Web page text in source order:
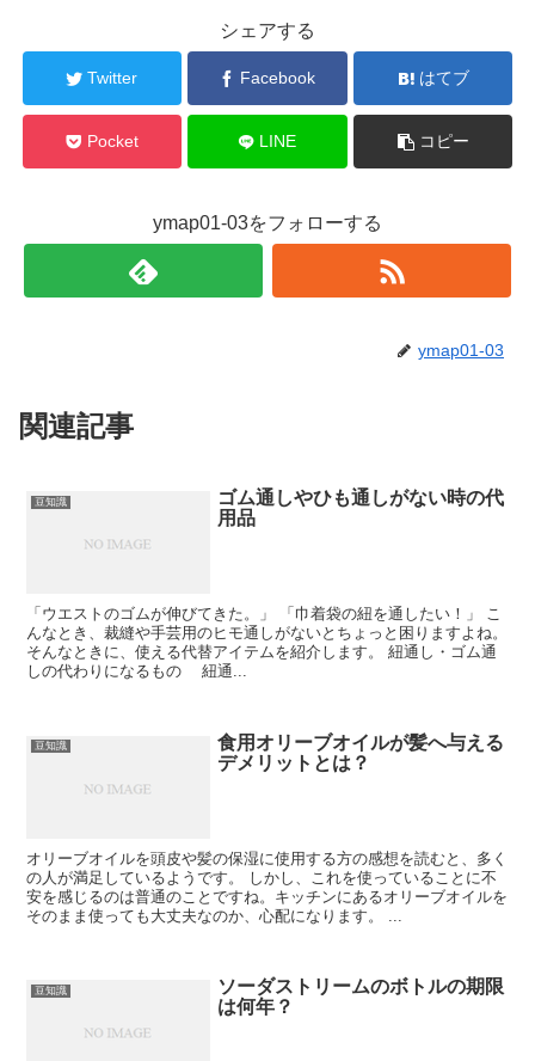
シェアする
Twitter Facebook はてブ
Pocket LINE コピー
ymap01-03をフォローする
ymap01-03
関連記事
豆知識
ゴム通しやひも通しがない時の代
用品
「ウエストのゴムが伸びてきた。」 「巾着袋の紐を通したい！」 こ
んなとき、裁縫や手芸用のヒモ通しがないとちょっと困りますよね。
そんなときに、使える代替アイテムを紹介します。 紐通し・ゴム通
しの代わりになるもの 紐通...
豆知識
食用オリーブオイルが髪へ与える
デメリットとは？
オリーブオイルを頭皮や髪の保湿に使用する方の感想を読むと、多く
の人が満足しているようです。 しかし、これを使っていることに不
安を感じるのは普通のことですね。キッチンにあるオリーブオイルを
そのまま使っても大丈夫なのか、心配になります。 ...
豆知識
ソーダストリームのボトルの期限
は何年？